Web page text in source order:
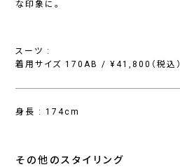
な印象に。
スーツ :
着用サイズ 170AB / ¥41,800（税込）
身長 : 174cm
その他のスタイリング